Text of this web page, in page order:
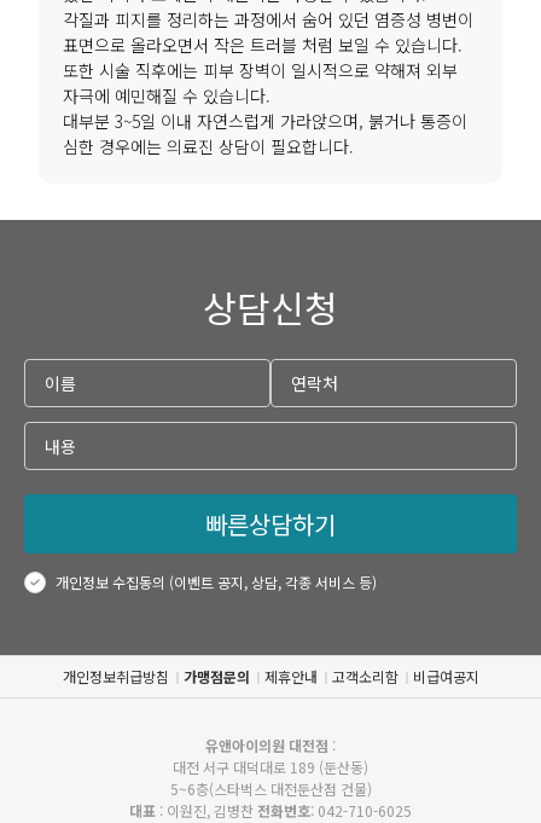
각질과 피지를 정리하는 과정에서 숨어 있던 염증성 병변이
표면으로 올라오면서 작은 트러블 처럼 보일 수 있습니다.
또한 시술 직후에는 피부 장벽이 일시적으로 약해져 외부
자극에 예민해질 수 있습니다.
대부분 3~5일 이내 자연스럽게 가라앉으며, 붉거나 통증이
심한 경우에는 의료진 상담이 필요합니다.
상담신청
빠른상담하기
개인정보 수집동의 (이벤트 공지, 상담, 각종 서비스 등)
개인정보취급방침 가맹점문의 제휴안내 고객소리함 비급여공지
유앤아이의원 대전점 :
대전 서구 대덕대로 189 (둔산동)
5~6층(스타벅스 대전둔산점 건물)
대표 : 이원진, 김병찬전화번호: 042-710-6025